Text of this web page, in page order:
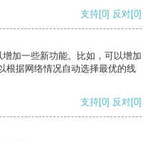
支持[0] 反对[0]
加一些新功能。比如，可以增加
根据网络情况自动选择最优的线
支持[0] 反对[0]